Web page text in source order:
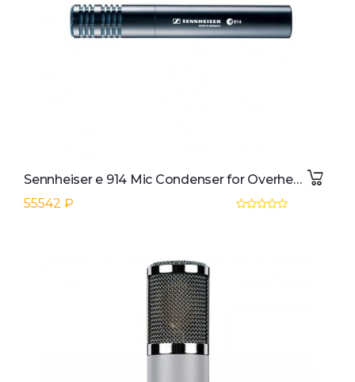
Sennheiser e 914 Mic Condenser for Overhead, Ac. Guitars
55542 ₽